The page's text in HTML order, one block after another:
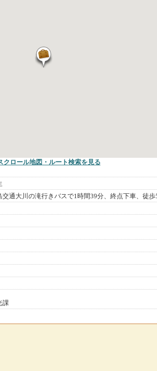
クロール地図 ・ルート検索を見る
通大川の滝行きバスで1時間39分、終点下車、徒歩
課